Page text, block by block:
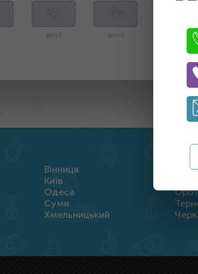
фото 5 фото 6
Вінниця
Київ
Одеса
Суми
Хмельницький